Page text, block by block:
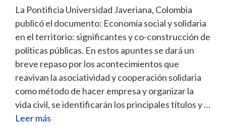
La Pontificia Universidad Javeriana, Colombia
publicó el documento: Economía social y solidaria
en el territorio: significantes y co-construcción de
políticas públicas. En estos apuntes se dará un
breve repaso por los acontecimientos que
reavivan la asociatividad y cooperación solidaria
como método de hacer empresa y organizar la
vida civil, se identificarán los principales títulos y …
Leer más